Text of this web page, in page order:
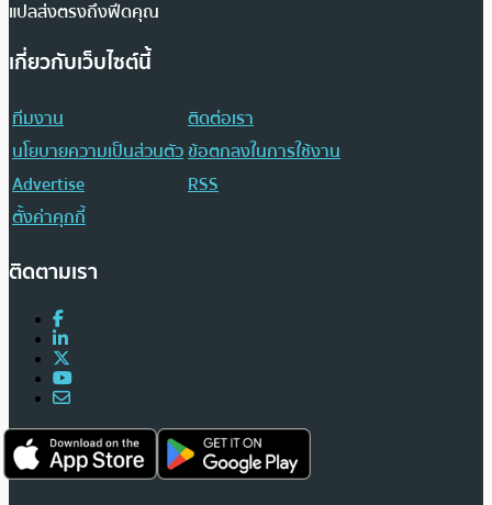
แปลส่งตรงถึงฟีดคุณ
เกี่ยวกับเว็บไซต์นี้
ทีมงาน
ติดต่อเรา
นโยบายความเป็นส่วนตัวข้อตกลงในการใช้งาน
Advertise
RSS
ตั้งค่าคุกกี้
ติดตามเรา